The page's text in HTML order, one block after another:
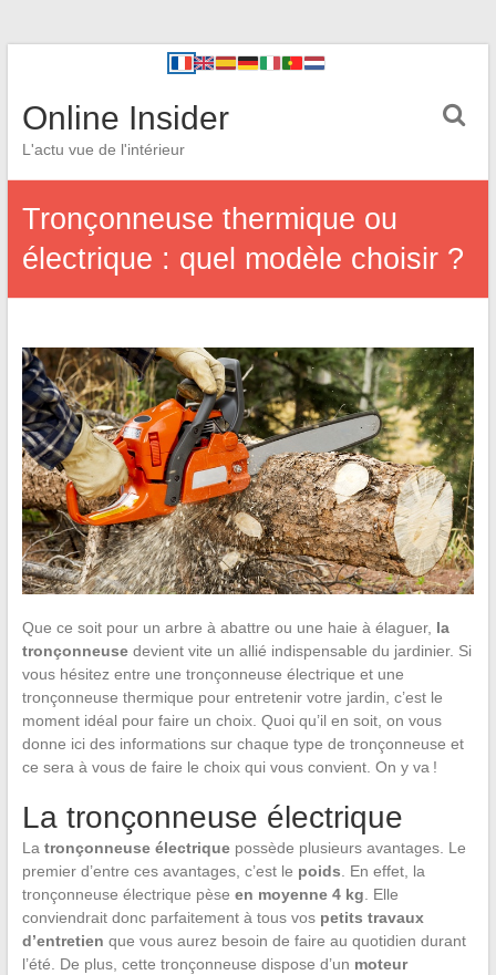
Online Insider
L'actu vue de l'intérieur
Tronçonneuse thermique ou
électrique : quel modèle choisir ?
Que ce soit pour un arbre à abattre ou une haie à élaguer, la
tronçonneusedevient vite un allié indispensable du jardinier. Si
vous hésitez entre une tronçonneuse électrique et une
tronçonneuse thermique pour entretenir votre jardin, c’est le
moment idéal pour faire un choix. Quoi qu’il en soit, on vous
donne ici des informations sur chaque type de tronçonneuse et
ce sera à vous de faire le choix qui vous convient. On y va !
La tronçonneuse électrique
La tronçonneuse électriquepossède plusieurs avantages. Le
premier d’entre ces avantages, c’est le poids. En effet, la
tronçonneuse électrique pèse en moyenne 4 kg. Elle
conviendrait donc parfaitement à tous vos petits travaux
d’entretien que vous aurez besoin de faire au quotidien durant
l’été. De plus, cette tronçonneuse dispose d’un moteur